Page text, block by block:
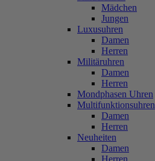
Mädchen
Jungen
Luxusuhren
Damen
Herren
Militäruhren
Damen
Herren
Mondphasen Uhren
Multifunktionsuhren
Damen
Herren
Neuheiten
Damen
Herren